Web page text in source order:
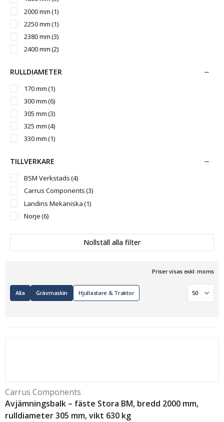
4700 mm (1)
2000 mm(1)
2250 mm(1)
2380 mm(3)
2400 mm(2)
RULLDIAMETER
170 mm(1)
300 mm(6)
305 mm(3)
325 mm(4)
330 mm(1)
TILLVERKARE
BSM Verkstads(4)
Carrus Components(3)
Landins Mekaniska(1)
Norje(6)
Nollställ alla filter
Priser visas exkl. moms
Alla Grävmaskin Hjullastare & Traktor
Carrus Components
Avjämningsbalk – fäste Stora BM, bredd 2000 mm,
rulldiameter 305 mm, vikt 630 kg